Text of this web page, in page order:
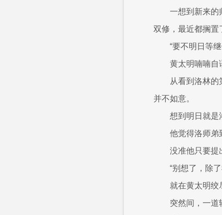
一想到新来的
双修，最近都搁置
“要不明日等
黄太明喃喃自
从看到洛林
并不如意。
想到明日就是
他觉得洛师弟
没准他只要提
“别想了，除
就在黄太明绞
突然间，一道